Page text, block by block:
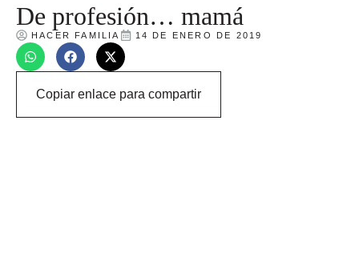
De profesión… mamá
HACER FAMILIA 14 DE ENERO DE 2019
Copiar enlace para compartir